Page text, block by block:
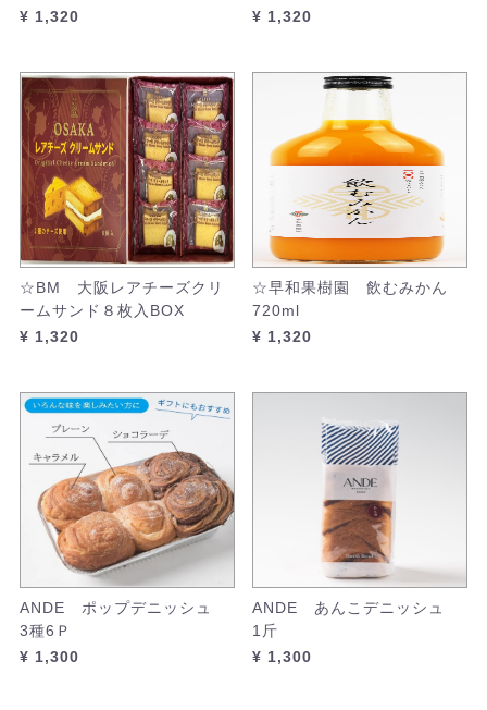
¥ 1,320
¥ 1,320
☆BM 大阪レアチーズクリ
ームサンド８枚入BOX
¥ 1,320
☆早和果樹園 飲むみかん
720ml
¥ 1,320
ANDE ポップデニッシュ
3種6Ｐ
¥ 1,300
ANDE あんこデニッシュ
1斤
¥ 1,300